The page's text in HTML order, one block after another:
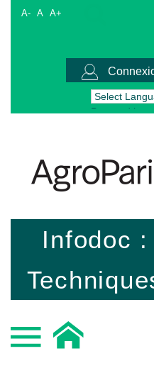
A- A A+
Powered by
Infodoc